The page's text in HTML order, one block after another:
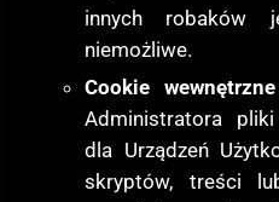
innych robaków
niemożliwe.
Cookie wewnętrzne
Administratora
dla Urządzeń
skryptów, treści